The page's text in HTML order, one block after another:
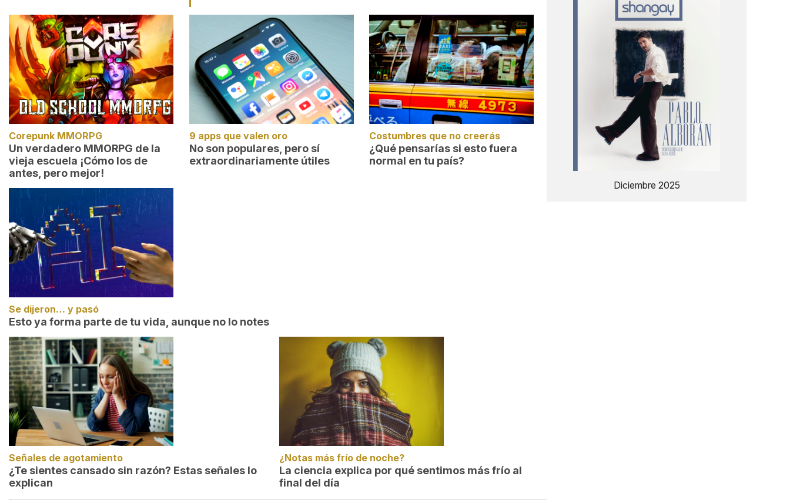
Corepunk MMORPG
Un verdadero MMORPG de la
vieja escuela ¡Cómo los de
antes, pero mejor!
9 apps que valen oro
No son populares, pero sí
extraordinariamente útiles
Costumbres que no creerás
¿Qué pensarías si esto fuera
normal en tu país?
Se dijeron… y pasó
Esto ya forma parte de tu vida, aunque no lo notes
Señales de agotamiento
¿Te sientes cansado sin razón? Estas señales lo
explican
¿Notas más frío de noche?
La ciencia explica por qué sentimos más frío al
final del día
Diciembre 2025